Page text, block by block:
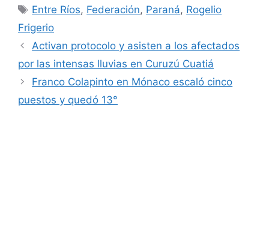
Etiquetas
Entre Ríos, Federación, Paraná, Rogelio
Frigerio
Activan protocolo y asisten a los afectados
por las intensas lluvias en Curuzú Cuatiá
Franco Colapinto en Mónaco escaló cinco
puestos y quedó 13°